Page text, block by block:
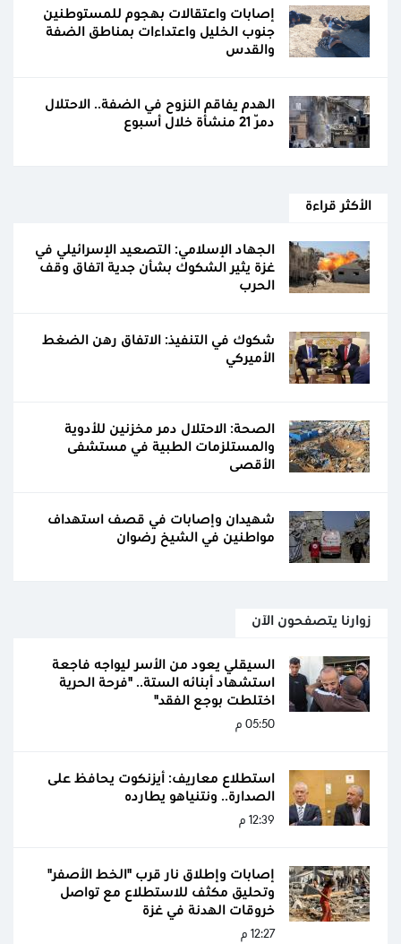
إصابات واعتقالات بهجوم للمستوطنين
جنوب الخليل واعتداءات بمناطق الضفة
والقدس
الهدم يفاقم النزوح في الضفة.. الاحتلال
دمّر 21 منشأة خلال أسبوع
الأكثر قراءة
الجهاد الإسلامي: التصعيد الإسرائيلي في
غزة يثير الشكوك بشأن جدية اتفاق وقف
الحرب
شكوك في التنفيذ: الاتفاق رهن الضغط
الأميركي
الصحة: الاحتلال دمر مخزنين للأدوية
والمستلزمات الطبية في مستشفى
الأقصى
شهيدان وإصابات في قصف استهداف
مواطنين في الشيخ رضوان
زوارنا يتصفحون الآن
السيقلي يعود من الأسر ليواجه فاجعة
استشهاد أبنائه الستة.. "فرحة الحرية
اختلطت بوجع الفقد"
05:50 م
استطلاع معاريف: أيزنكوت يحافظ على
الصدارة.. ونتنياهو يطارده
12:39 م
إصابات وإطلاق نار قرب "الخط الأصفر"
وتحليق مكثف للاستطلاع مع تواصل
خروقات الهدنة في غزة
12:27 م